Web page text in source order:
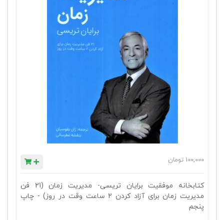
100,000 تومان
کتابخانه موفقیت برایان تریسی- مدیریت زمان (21 فن
مدیریت زمان برای آزاد کردن 2 ساعت وقت در روز) - چاپ
پنجم